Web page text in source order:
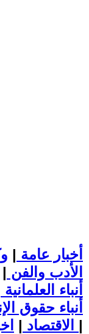
أخبار عامة |
الأدب والفن |
أنباء العلمانية
أنباء حقوق
الاقتصاد | |